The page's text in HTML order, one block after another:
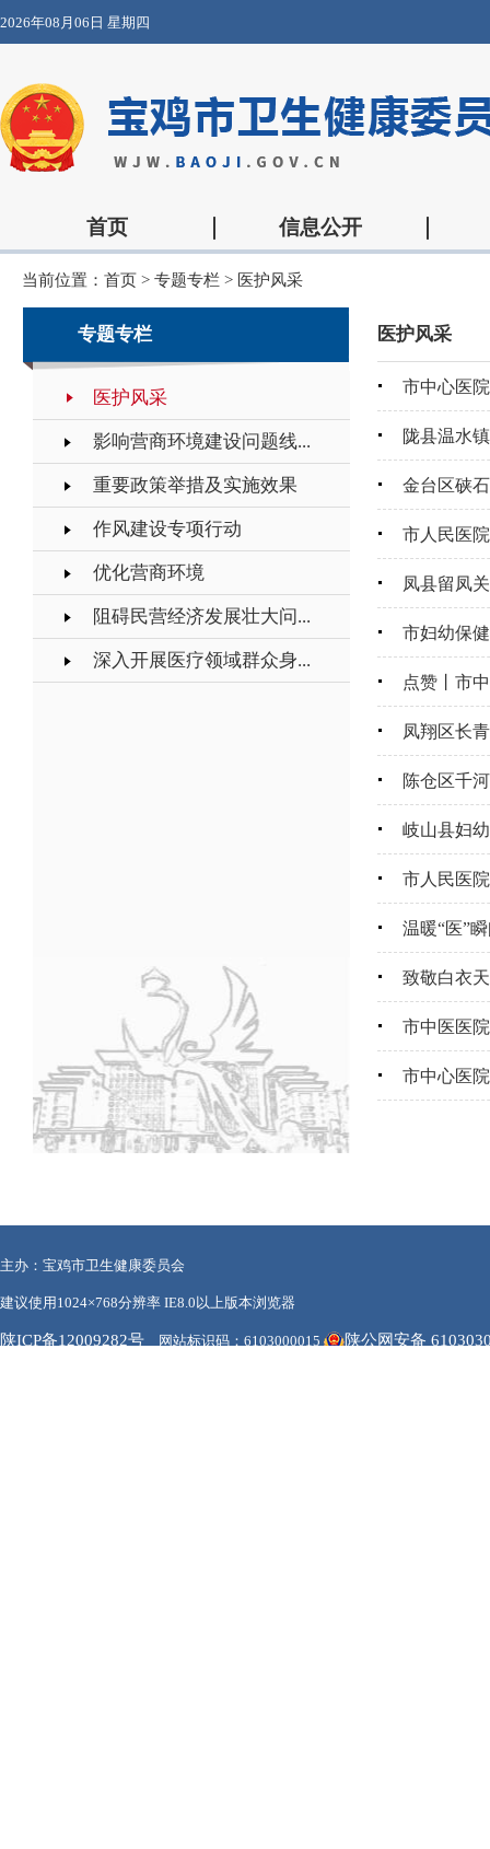
2026年08月06日 星期四
首页 信息公开
当前位置： 首页 > 专题专栏 > 医护风采
专题专栏
医护风采
影响营商环境建设问题线...
重要政策举措及实施效果
作风建设专项行动
优化营商环境
阻碍民营经济发展壮大问...
深入开展医疗领域群众身...
医护风采
市中心医
陇县温水
金台区硖
市人民医
凤县留凤
市妇幼保
点赞丨市
凤翔区长
陈仓区千
岐山县妇
市人民医
温暖“医”
致敬白衣
市中医医
市中心医
主办：宝鸡市卫生健康委员会
建议使用1024×768分辨率 IE8.0以上版本浏览器
陕ICP备12009282号 网站标识码：6103000015 陕公网安备